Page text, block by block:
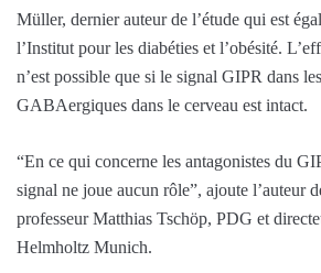
Müller, dernier auteur de l’étude qui est
l’Institut pour les diabéties et l’obésité.
n’est possible que si le signal GIPR dans
GABAergiques dans le cerveau est intact.
“En ce qui concerne les antagonistes du
signal ne joue aucun rôle”, ajoute l’auteur
professeur Matthias Tschöp, PDG et
Helmholtz Munich.